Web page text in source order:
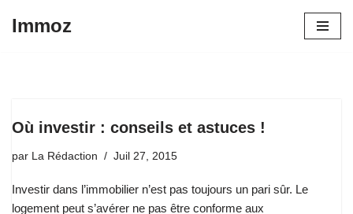
Immoz
Où investir : conseils et astuces !
par La Rédaction Juil 27, 2015
Investir dans l’immobilier n’est pas toujours un pari sûr. Le
logement peut s’avérer ne pas être conforme aux